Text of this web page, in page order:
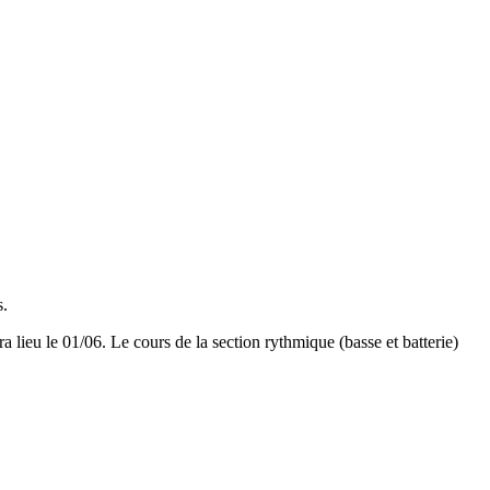
lieu le 01/06. Le cours de la section rythmique (basse et batterie)